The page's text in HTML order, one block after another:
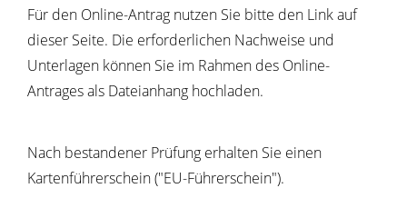
Für den Online-Antrag nutzen Sie bitte den Link auf
dieser Seite. Die erforderlichen Nachweise und
Unterlagen können Sie im Rahmen des Online-
Antrages als Dateianhang hochladen.
Nach bestandener Prüfung erhalten Sie einen
Kartenführerschein ("EU-Führerschein").